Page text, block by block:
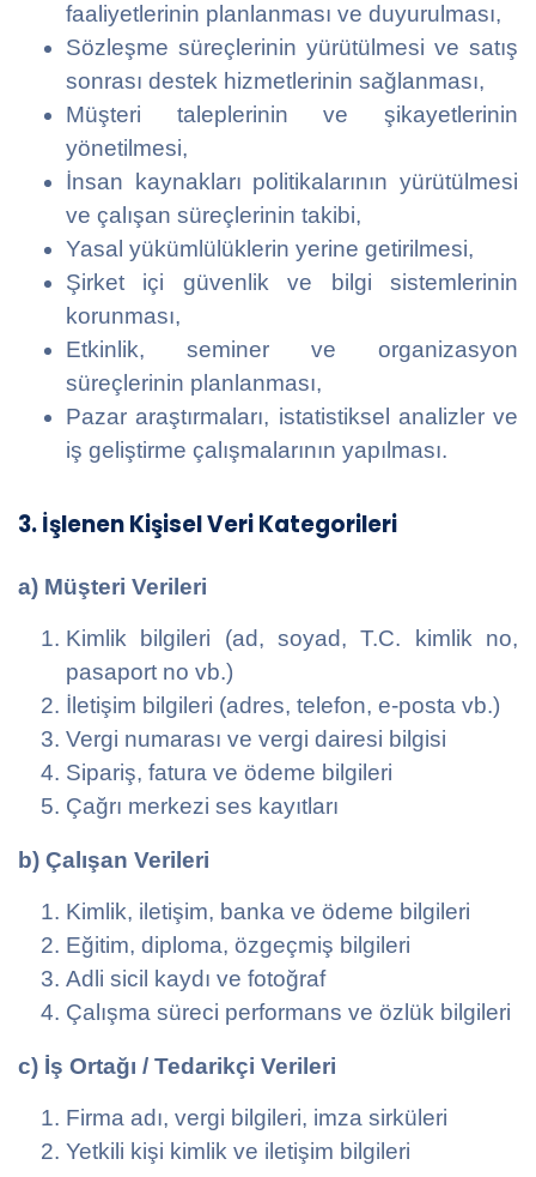
faaliyetlerinin planlanması ve duyurulması,
Sözleşme süreçlerinin yürütülmesi ve satış
sonrası destek hizmetlerinin sağlanması,
Müşteri taleplerinin ve şikayetlerinin
yönetilmesi,
İnsan kaynakları politikalarının yürütülmesi
ve çalışan süreçlerinin takibi,
Yasal yükümlülüklerin yerine getirilmesi,
Şirket içi güvenlik ve bilgi sistemlerinin
korunması,
Etkinlik, seminer ve organizasyon
süreçlerinin planlanması,
Pazar araştırmaları, istatistiksel analizler ve
iş geliştirme çalışmalarının yapılması.
3. İşlenen Kişisel Veri Kategorileri
a) Müşteri Verileri
Kimlik bilgileri (ad, soyad, T.C. kimlik no,
pasaport no vb.)
İletişim bilgileri (adres, telefon, e-posta vb.)
Vergi numarası ve vergi dairesi bilgisi
Sipariş, fatura ve ödeme bilgileri
Çağrı merkezi ses kayıtları
b) Çalışan Verileri
Kimlik, iletişim, banka ve ödeme bilgileri
Eğitim, diploma, özgeçmiş bilgileri
Adli sicil kaydı ve fotoğraf
Çalışma süreci performans ve özlük bilgileri
c) İş Ortağı / Tedarikçi Verileri
Firma adı, vergi bilgileri, imza sirküleri
Yetkili kişi kimlik ve iletişim bilgileri